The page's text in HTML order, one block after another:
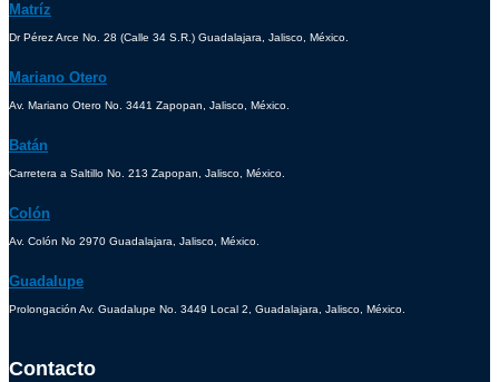
Matríz
Dr Pérez Arce No. 28 (Calle 34 S.R.) Guadalajara, Jalisco, México.
Mariano Otero
Av. Mariano Otero No. 3441 Zapopan, Jalisco, México.
Batán
Carretera a Saltillo No. 213 Zapopan, Jalisco, México.
Colón
Av. Colón No 2970 Guadalajara, Jalisco, México.
Guadalupe
Prolongación Av. Guadalupe No. 3449 Local 2, Guadalajara, Jalisco, México.
Contacto